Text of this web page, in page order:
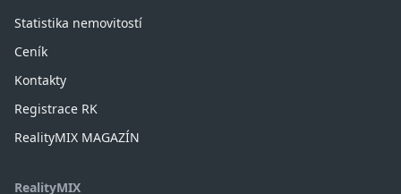
Statistika nemovitostí
Ceník
Kontakty
Registrace RK
RealityMIX MAGAZÍN
RealityMIX